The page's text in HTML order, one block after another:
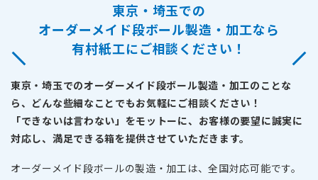
東京・埼玉での
オーダーメイド段ボール製造・加工なら
有村紙工にご相談ください！
東京・埼玉でのオーダーメイド段ボール製造・加工のことな
ら、どんな些細なことでもお気軽にご相談ください！
「できないは言わない」をモットーに、お客様の要望に誠実に
対応し、満足できる箱を提供させていただきます。
オーダーメイド段ボールの製造・加工は、全国対応可能です。